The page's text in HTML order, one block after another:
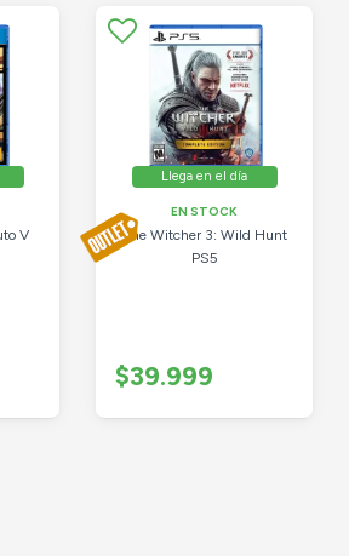
V
Llega en el día
EN STOCK
The Witcher 3: Wild Hunt
PS5
$39.999